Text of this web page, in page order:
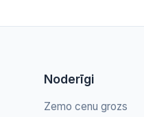
Noderīgi
Zemo cenu grozs